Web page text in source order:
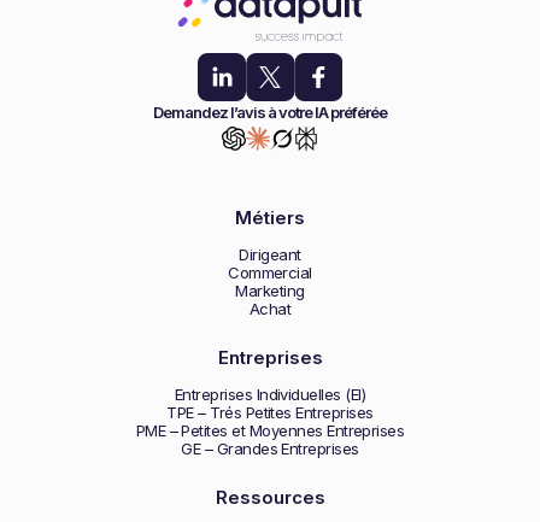
Demandez l’avis à votre IA préférée
Métiers
Dirigeant
Commercial
Marketing
Achat
Entreprises
Entreprises Individuelles (EI)
TPE – Trés Petites Entreprises
PME – Petites et Moyennes Entreprises
GE – Grandes Entreprises
Ressources